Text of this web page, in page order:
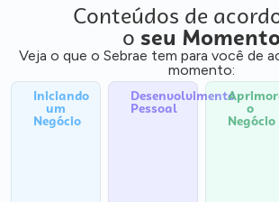
Conteúdos de
o seu
Veja o que o Sebrae tem para você de
momento:
Iniciando
um
Negócio
Desenvolvimento
Pessoal o
Negócio